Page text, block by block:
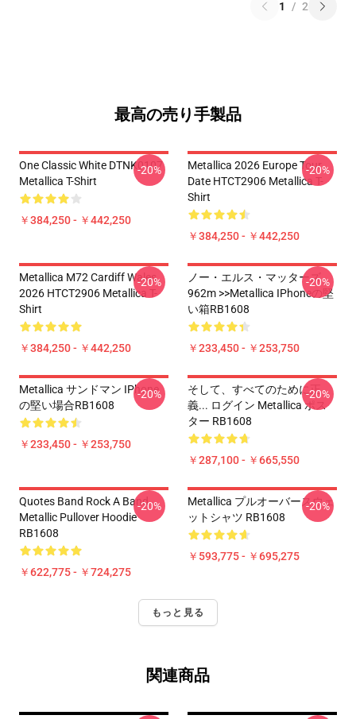
1 / 2
最高の売り手製品
One Classic White DTNK0107
Metallica T-Shirt
￥384,250 - ￥442,250
-20%
Metallica 2026 Europe Tour
Date HTCT2906 Metallica T-
Shirt
￥384,250 - ￥442,250
-20%
Metallica M72 Cardiff Wales
2026 HTCT2906 Metallica T-
Shirt
￥384,250 - ￥442,250
-20%
ノー・エルス・マッターズ
962m >>metallica IPhoneの堅
い箱RB1608
￥233,450 - ￥253,750
-20%
Metallica サンドマン IPhone
の堅い場合RB1608
￥233,450 - ￥253,750
-20%
そして、すべてのために正
義... ログイン Metallica ポス
ター RB1608
￥287,100 - ￥665,550
-20%
Quotes Band Rock A Band
Metallic Pullover Hoodie
RB1608
￥622,775 - ￥724,275
-20%
Metallica プルオーバースウェ
ットシャツ RB1608
￥593,775 - ￥695,275
-20%
もっと見る
関連商品